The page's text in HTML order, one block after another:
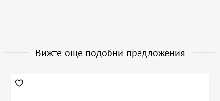
Вижте още подобни предложения